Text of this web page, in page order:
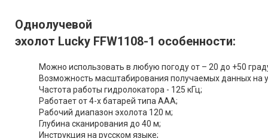
Однолучевой
эхолот Lucky FFW1108-1 особенности:
Можно использовать в любую погоду от – 20 до +50
Возможность масштабирования получаемых данных на
Частота работы гидролокатора - 125 кГц;
Работает от 4-х батарей типа ААА;
Рабочий диапазон эхолота 120 м;
Глубина сканирования до 40 м;
Инструкция на русском языке;